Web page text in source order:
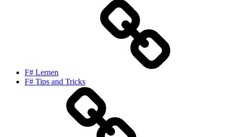
F# Lernen
F# Tips and Tricks